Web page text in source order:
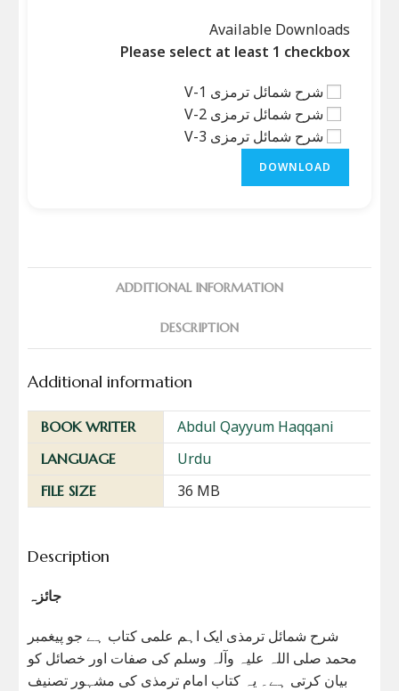
Available Downloads
Please select at least 1 checkbox
شرح شمائل ترمزی V-1
شرح شمائل ترمزی V-2
شرح شمائل ترمزی V-3
DOWNLOAD
ADDITIONAL INFORMATION
DESCRIPTION
Additional information
BOOK WRITER Abdul Qayyum Haqqani
LANGUAGE Urdu
FILE SIZE 36 MB
Description
جائزہ
شرح شمائل ترمذی ایک اہم علمی کتاب ہے جو پیغمبر
محمد صلی اللہ علیہ وآلہ وسلم کی صفات اور خصائل کو
بیان کرتی ہے۔ یہ کتاب امام ترمذی کی مشہور تصنیف